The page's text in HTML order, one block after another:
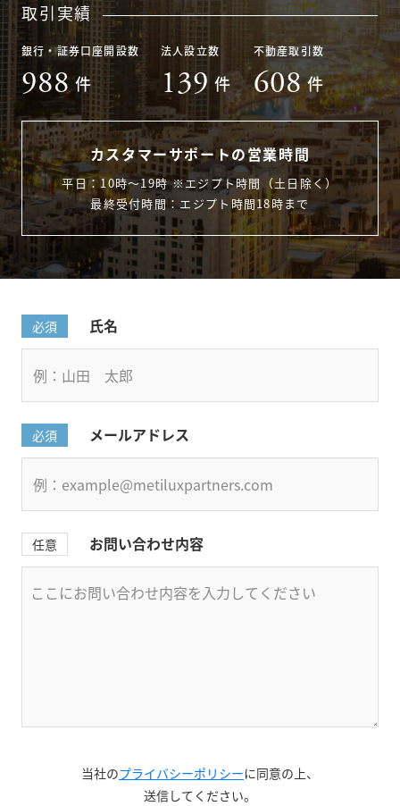
取引実績
銀行・証券口座開設数
988 件
法人設立数
139 件
不動産取引数
608 件
カスタマーサポートの営業時間
平日：10時〜19時 ※エジプト時間（土日除く）
最終受付時間：エジプト時間18時まで
必須 氏名
必須 メールアドレス
任意 お問い合わせ内容
当社のプライバシーポリシーに同意の上、
送信してください。